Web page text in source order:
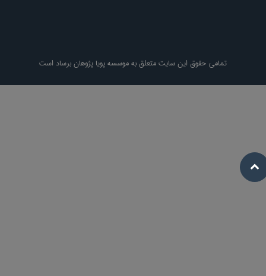
تمامی حقوق این سایت متعلق به موسسه پویا پژوهان برساد است